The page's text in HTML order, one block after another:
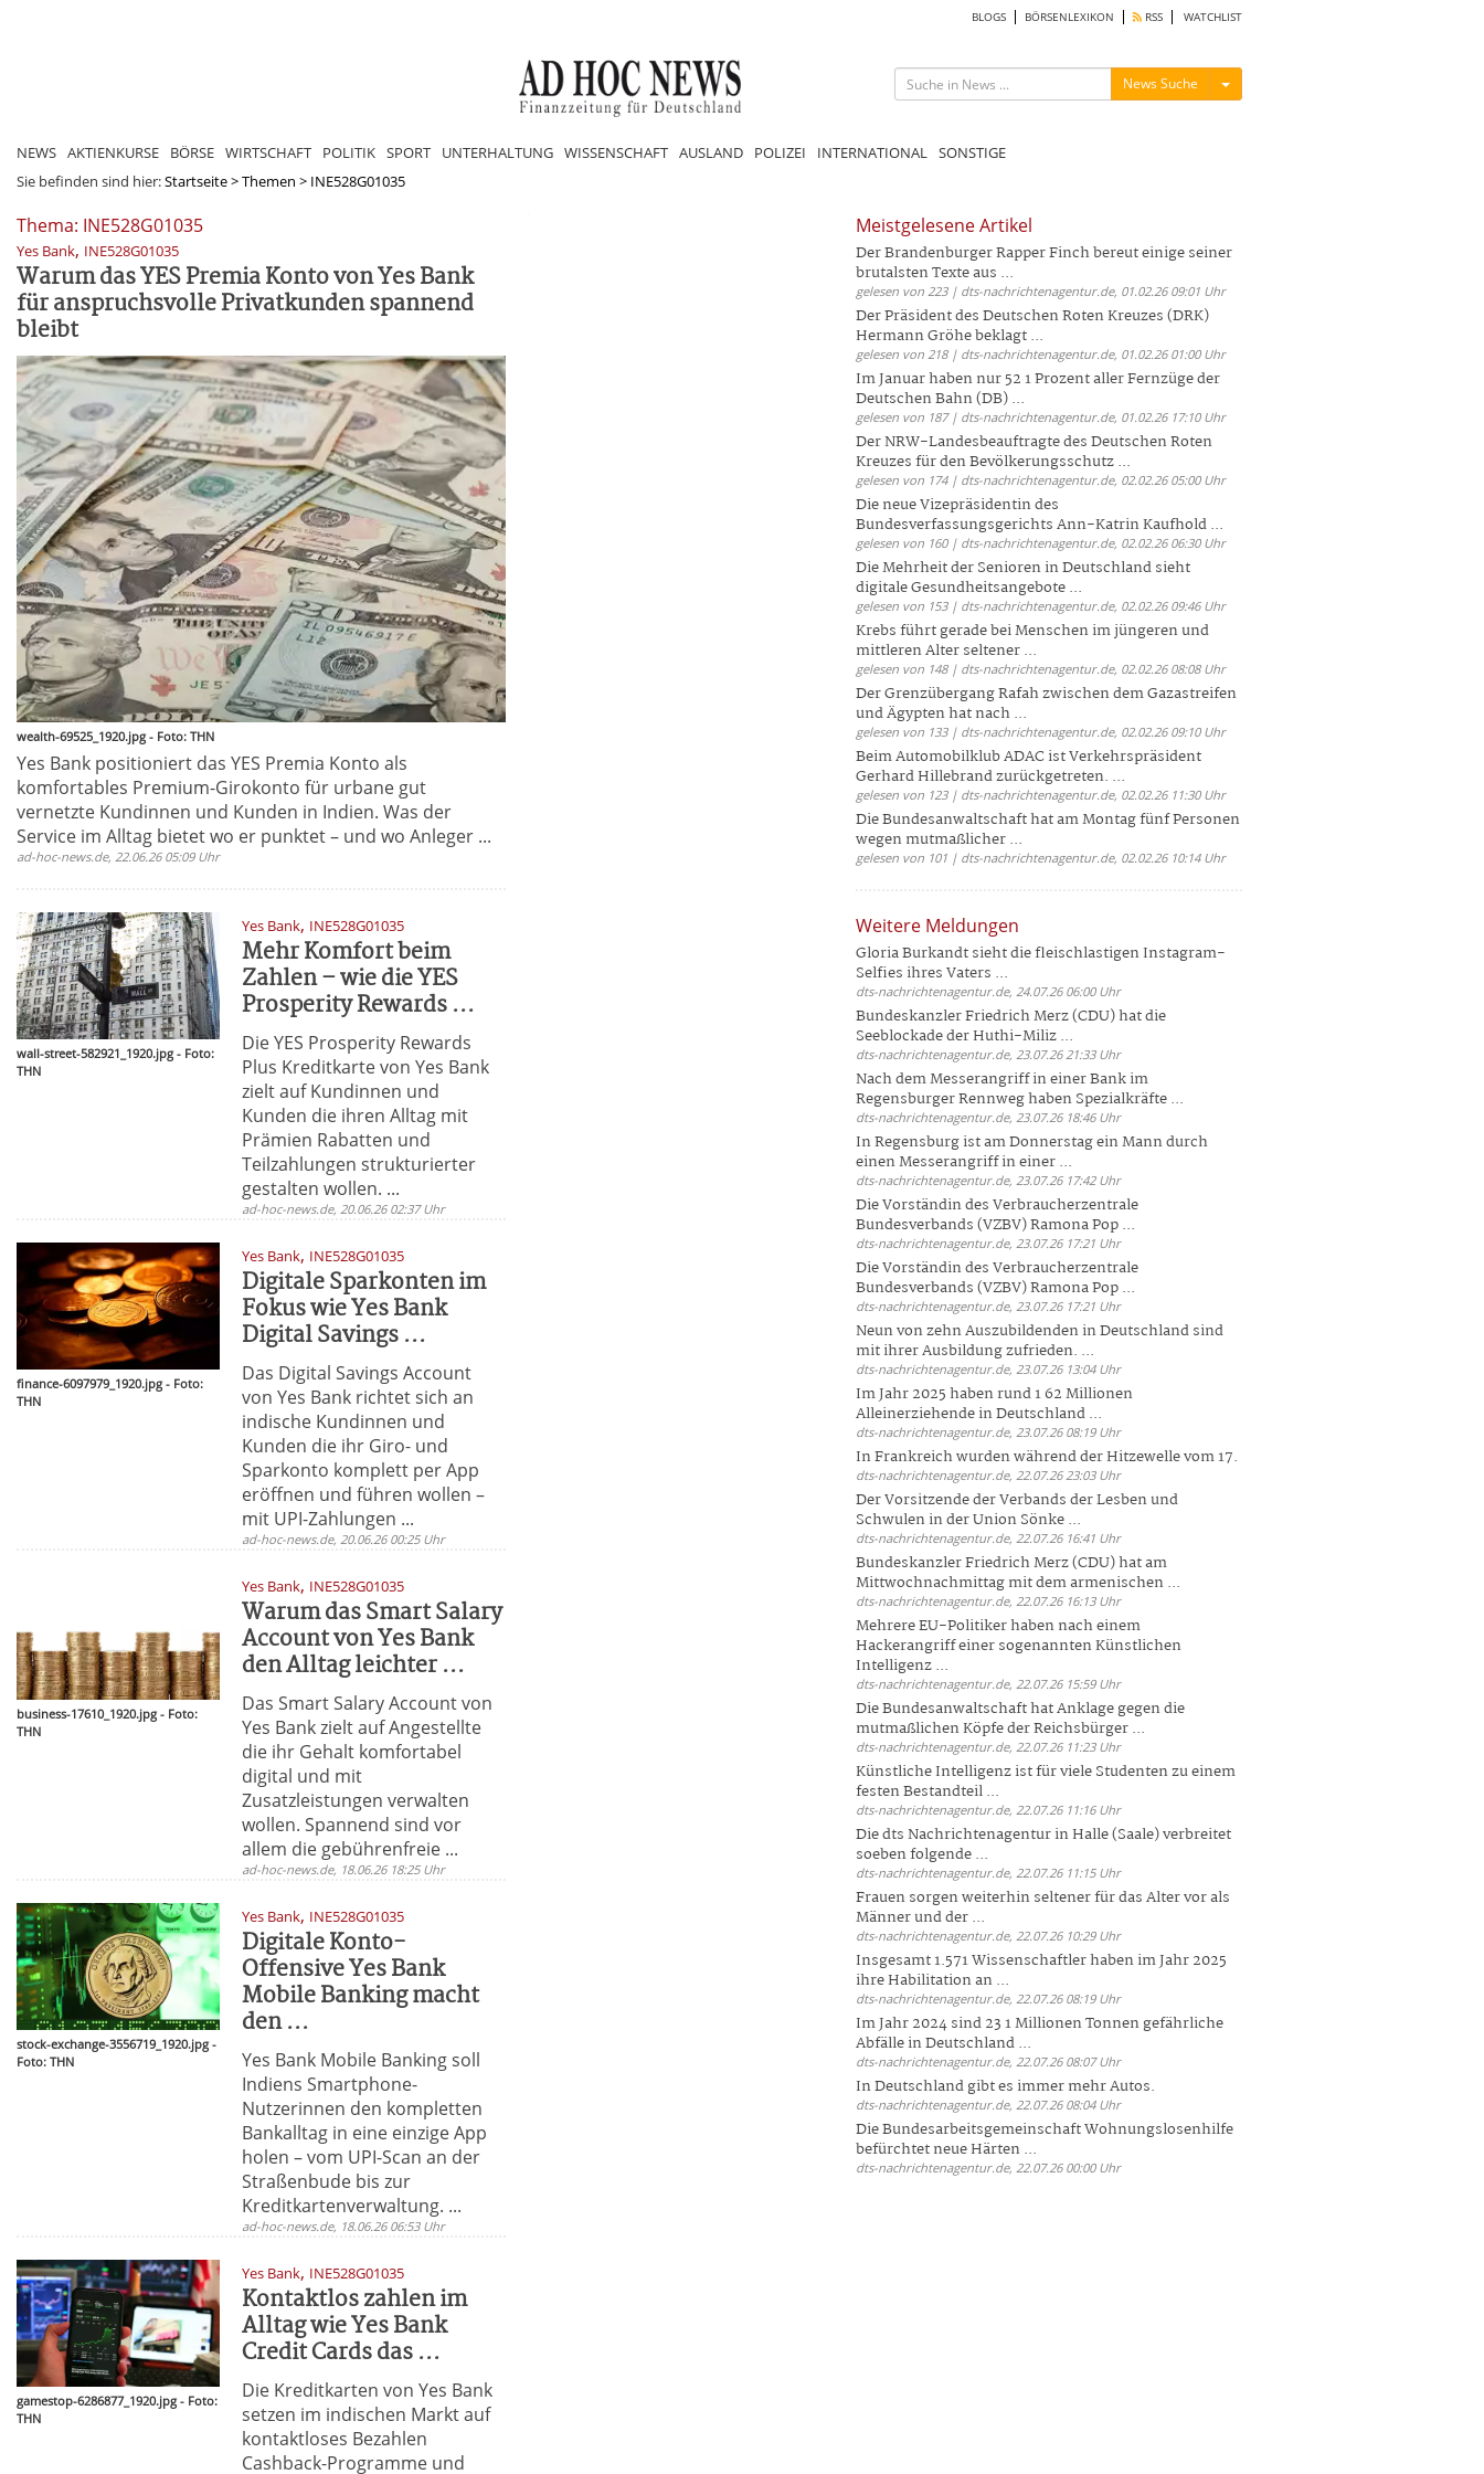
BLOGS BÖRSENLEXIKON RSS WATCHLIST
News Suche Menü ein-/ausblenden
NEWS AKTIENKURSE BÖRSE WIRTSCHAFT POLITIK SPORT UNTERHALTUNG WISSENSCHAFT AUSLAND POLIZEI INTERNATIONAL SONSTIGE
Sie befinden sind hier:Startseite>Themen > INE528G01035
Thema: INE528G01035
Yes Bank, INE528G01035
Warum das YES Premia Konto von Yes Bank
für anspruchsvolle Privatkunden spannend
bleibt
wealth-69525_1920.jpg - Foto: THN
Yes Bank positioniert das YES Premia Konto als
komfortables Premium-Girokonto für urbane gut
vernetzte Kundinnen und Kunden in Indien. Was der
Service im Alltag bietet wo er punktet – und wo Anleger ...
ad-hoc-news.de, 22.06.26 05:09 Uhr
wall-street-582921_1920.jpg - Foto:
THN
Yes Bank, INE528G01035
Mehr Komfort beim
Zahlen – wie die YES
Prosperity Rewards ...
Die YES Prosperity Rewards
Plus Kreditkarte von Yes Bank
zielt auf Kundinnen und
Kunden die ihren Alltag mit
Prämien Rabatten und
Teilzahlungen strukturierter
gestalten wollen. ...
ad-hoc-news.de, 20.06.26 02:37 Uhr
finance-6097979_1920.jpg - Foto:
THN
Yes Bank, INE528G01035
Digitale Sparkonten im
Fokus wie Yes Bank
Digital Savings ...
Das Digital Savings Account
von Yes Bank richtet sich an
indische Kundinnen und
Kunden die ihr Giro- und
Sparkonto komplett per App
eröffnen und führen wollen –
mit UPI-Zahlungen ...
ad-hoc-news.de, 20.06.26 00:25 Uhr
business-17610_1920.jpg - Foto:
THN
Yes Bank, INE528G01035
Warum das Smart Salary
Account von Yes Bank
den Alltag leichter ...
Das Smart Salary Account von
Yes Bank zielt auf Angestellte
die ihr Gehalt komfortabel
digital und mit
Zusatzleistungen verwalten
wollen. Spannend sind vor
allem die gebührenfreie ...
ad-hoc-news.de, 18.06.26 18:25 Uhr
stock-exchange-3556719_1920.jpg -
Foto: THN
Yes Bank, INE528G01035
Digitale Konto-
Offensive Yes Bank
Mobile Banking macht
den ...
Yes Bank Mobile Banking soll
Indiens Smartphone-
Nutzerinnen den kompletten
Bankalltag in eine einzige App
holen – vom UPI-Scan an der
Straßenbude bis zur
Kreditkartenverwaltung. ...
ad-hoc-news.de, 18.06.26 06:53 Uhr
gamestop-6286877_1920.jpg - Foto:
THN
Yes Bank, INE528G01035
Kontaktlos zahlen im
Alltag wie Yes Bank
Credit Cards das ...
Die Kreditkarten von Yes Bank
setzen im indischen Markt auf
kontaktloses Bezahlen
Cashback-Programme und
Meistgelesene Artikel
Der Brandenburger Rapper Finch bereut einige seiner
brutalsten Texte aus ...
gelesen von 223 | dts-nachrichtenagentur.de, 01.02.26 09:01 Uhr
Der Präsident des Deutschen Roten Kreuzes (DRK)
Hermann Gröhe beklagt ...
gelesen von 218 | dts-nachrichtenagentur.de, 01.02.26 01:00 Uhr
Im Januar haben nur 52 1 Prozent aller Fernzüge der
Deutschen Bahn (DB) ...
gelesen von 187 | dts-nachrichtenagentur.de, 01.02.26 17:10 Uhr
Der NRW-Landesbeauftragte des Deutschen Roten
Kreuzes für den Bevölkerungsschutz ...
gelesen von 174 | dts-nachrichtenagentur.de, 02.02.26 05:00 Uhr
Die neue Vizepräsidentin des
Bundesverfassungsgerichts Ann-Katrin Kaufhold ...
gelesen von 160 | dts-nachrichtenagentur.de, 02.02.26 06:30 Uhr
Die Mehrheit der Senioren in Deutschland sieht
digitale Gesundheitsangebote ...
gelesen von 153 | dts-nachrichtenagentur.de, 02.02.26 09:46 Uhr
Krebs führt gerade bei Menschen im jüngeren und
mittleren Alter seltener ...
gelesen von 148 | dts-nachrichtenagentur.de, 02.02.26 08:08 Uhr
Der Grenzübergang Rafah zwischen dem Gazastreifen
und Ägypten hat nach ...
gelesen von 133 | dts-nachrichtenagentur.de, 02.02.26 09:10 Uhr
Beim Automobilklub ADAC ist Verkehrspräsident
Gerhard Hillebrand zurückgetreten. ...
gelesen von 123 | dts-nachrichtenagentur.de, 02.02.26 11:30 Uhr
Die Bundesanwaltschaft hat am Montag fünf Personen
wegen mutmaßlicher ...
gelesen von 101 | dts-nachrichtenagentur.de, 02.02.26 10:14 Uhr
Weitere Meldungen
Gloria Burkandt sieht die fleischlastigen Instagram-
Selfies ihres Vaters ...
dts-nachrichtenagentur.de, 24.07.26 06:00 Uhr
Bundeskanzler Friedrich Merz (CDU) hat die
Seeblockade der Huthi-Miliz ...
dts-nachrichtenagentur.de, 23.07.26 21:33 Uhr
Nach dem Messerangriff in einer Bank im
Regensburger Rennweg haben Spezialkräfte ...
dts-nachrichtenagentur.de, 23.07.26 18:46 Uhr
In Regensburg ist am Donnerstag ein Mann durch
einen Messerangriff in einer ...
dts-nachrichtenagentur.de, 23.07.26 17:42 Uhr
Die Vorständin des Verbraucherzentrale
Bundesverbands (VZBV) Ramona Pop ...
dts-nachrichtenagentur.de, 23.07.26 17:21 Uhr
Die Vorständin des Verbraucherzentrale
Bundesverbands (VZBV) Ramona Pop ...
dts-nachrichtenagentur.de, 23.07.26 17:21 Uhr
Neun von zehn Auszubildenden in Deutschland sind
mit ihrer Ausbildung zufrieden. ...
dts-nachrichtenagentur.de, 23.07.26 13:04 Uhr
Im Jahr 2025 haben rund 1 62 Millionen
Alleinerziehende in Deutschland ...
dts-nachrichtenagentur.de, 23.07.26 08:19 Uhr
In Frankreich wurden während der Hitzewelle vom 17.
dts-nachrichtenagentur.de, 22.07.26 23:03 Uhr
Der Vorsitzende der Verbands der Lesben und
Schwulen in der Union Sönke ...
dts-nachrichtenagentur.de, 22.07.26 16:41 Uhr
Bundeskanzler Friedrich Merz (CDU) hat am
Mittwochnachmittag mit dem armenischen ...
dts-nachrichtenagentur.de, 22.07.26 16:13 Uhr
Mehrere EU-Politiker haben nach einem
Hackerangriff einer sogenannten Künstlichen
Intelligenz ...
dts-nachrichtenagentur.de, 22.07.26 15:59 Uhr
Die Bundesanwaltschaft hat Anklage gegen die
mutmaßlichen Köpfe der Reichsbürger ...
dts-nachrichtenagentur.de, 22.07.26 11:23 Uhr
Künstliche Intelligenz ist für viele Studenten zu einem
festen Bestandteil ...
dts-nachrichtenagentur.de, 22.07.26 11:16 Uhr
Die dts Nachrichtenagentur in Halle (Saale) verbreitet
soeben folgende ...
dts-nachrichtenagentur.de, 22.07.26 11:15 Uhr
Frauen sorgen weiterhin seltener für das Alter vor als
Männer und der ...
dts-nachrichtenagentur.de, 22.07.26 10:29 Uhr
Insgesamt 1.571 Wissenschaftler haben im Jahr 2025
ihre Habilitation an ...
dts-nachrichtenagentur.de, 22.07.26 08:19 Uhr
Im Jahr 2024 sind 23 1 Millionen Tonnen gefährliche
Abfälle in Deutschland ...
dts-nachrichtenagentur.de, 22.07.26 08:07 Uhr
In Deutschland gibt es immer mehr Autos.
dts-nachrichtenagentur.de, 22.07.26 08:04 Uhr
Die Bundesarbeitsgemeinschaft Wohnungslosenhilfe
befürchtet neue Härten ...
dts-nachrichtenagentur.de, 22.07.26 00:00 Uhr